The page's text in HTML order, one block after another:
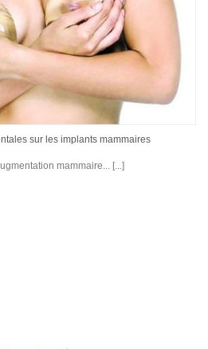
sur les implants mammaires
mammaire... [...]